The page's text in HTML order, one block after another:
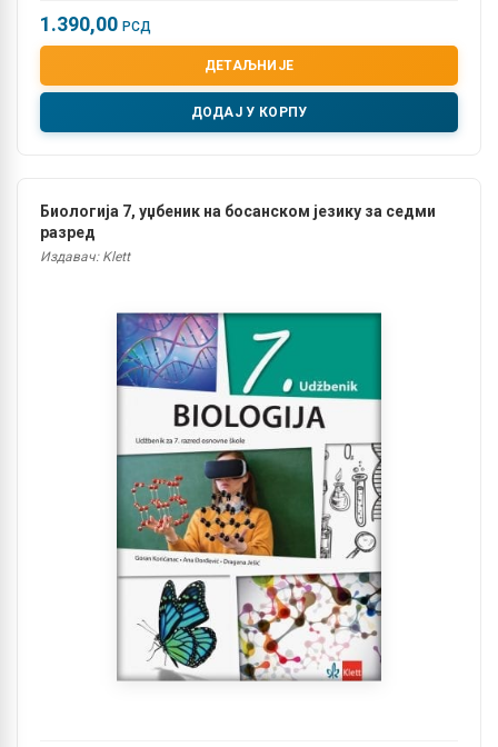
1.390,00 РСД
ДЕТАЉНИЈЕ
ДОДАЈ У КОРПУ
Биологија 7, уџбеник на босанском језику за седми
разред
Издавач: Klett